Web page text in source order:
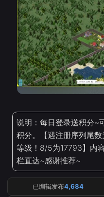
说明：每日登录送积分~
积分。【遇注册序列尾
等级！8/5为17793】内
栏直达~感谢推荐~
已编辑发布4,684